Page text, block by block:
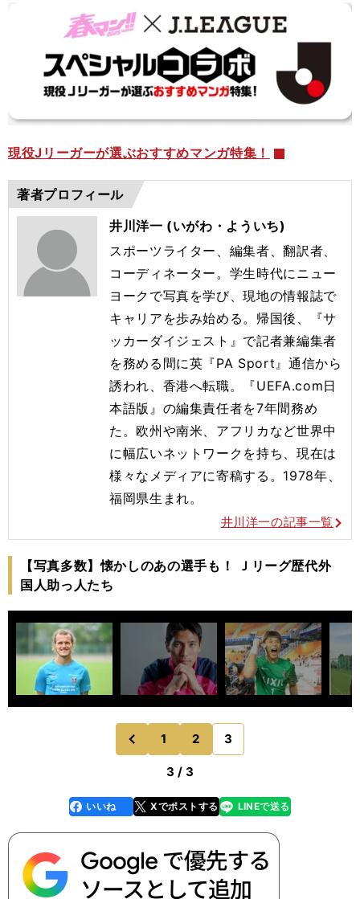
現役Jリーガーが選ぶおすすめマンガ特集！
著者プロフィール
井川洋一 (いがわ・よういち)
スポーツライター、編集者、翻訳者、
コーディネーター。学生時代にニュー
ヨークで写真を学び、現地の情報誌で
キャリアを歩み始める。帰国後、『サ
ッカーダイジェスト』で記者兼編集者
を務める間に英『PA Sport』通信から
誘われ、香港へ転職。『UEFA.com日
本語版』の編集責任者を7年間務め
た。欧州や南米、アフリカなど世界中
に幅広いネットワークを持ち、現在は
様々なメディアに寄稿する。1978年、
福岡県生まれ。
井川洋一の記事一覧
【写真多数】懐かしのあの選手も！ Ｊリーグ歴代外
国人助っ人たち
前
のページへ
1 2 3
3 / 3
faceboo
k
いいね Xでポストする
line LINEで送る